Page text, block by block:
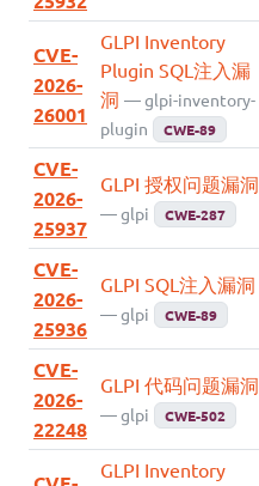
CVE-
2026-
26001
GLPI Inventory
Plugin SQL注入漏
洞 — glpi-inventory-
plugin
CWE-89
CVE-
2026-
25937
GLPI 授权问题漏洞
— glpi CWE-287
CVE-
2026-
25936
GLPI SQL注入漏洞
— glpi CWE-89
CVE-
2026-
22248
GLPI 代码问题漏洞
— glpi CWE-502
GLPI Inventory